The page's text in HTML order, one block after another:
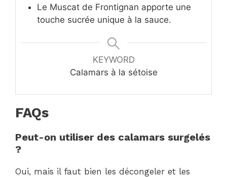
Le Muscat de Frontignan apporte une
touche sucrée unique à la sauce.
KEYWORD
Calamars à la sétoise
FAQs
Peut-on utiliser des calamars surgelés
?
Oui, mais il faut bien les décongeler et les